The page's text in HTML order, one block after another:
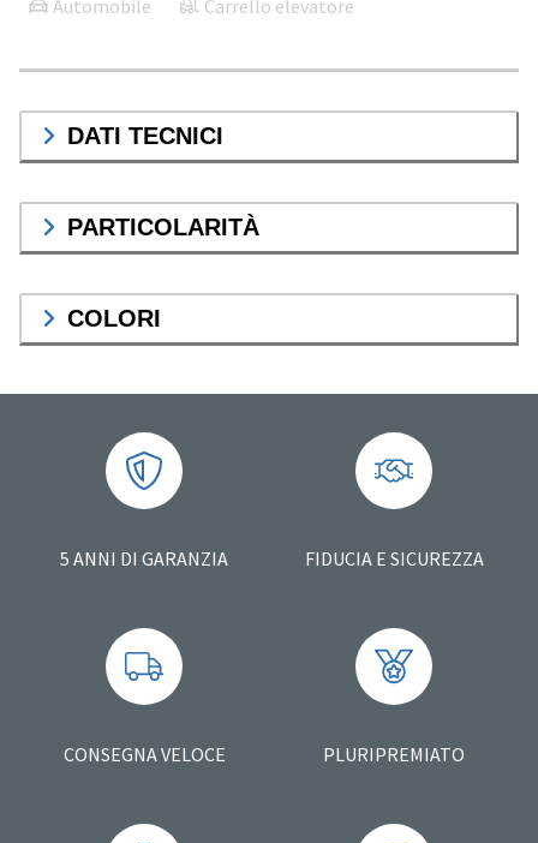
Automobile Carrello elevatore
DATI TECNICI
PARTICOLARITÀ
COLORI
5 ANNI DI GARANZIA FIDUCIA E SICUREZZA
CONSEGNA VELOCE PLURIPREMIATO